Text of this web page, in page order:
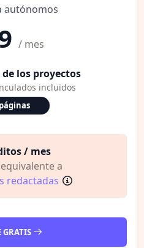
autónomos
/ mes
los proyectos
incluidos
/ mes
a
redactadas
GRATIS